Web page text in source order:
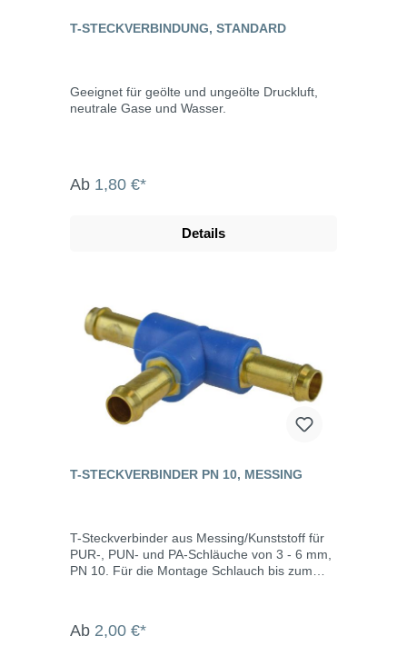
T-STECKVERBINDUNG, STANDARD
Geeignet für geölte und ungeölte Druckluft,
neutrale Gase und Wasser.
Ab 1,80 €*
Details
T-STECKVERBINDER PN 10, MESSING
T-Steckverbinder aus Messing/Kunststoff für
PUR-, PUN- und PA-Schläuche von 3 - 6 mm,
PN 10. Für die Montage Schlauch bis zum
Temperaturbereich: -10°C bis +60°C
Ab 2,00 €*